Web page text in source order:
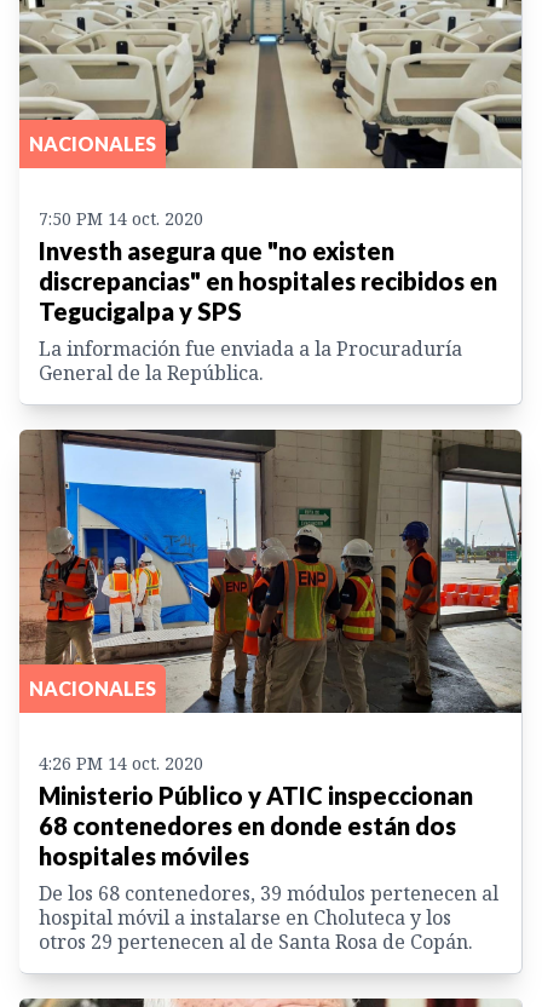
NACIONALES
7:50 PM 14 oct. 2020
Investh asegura que "no existen
discrepancias" en hospitales recibidos en
Tegucigalpa y SPS
La información fue enviada a la Procuraduría
General de la República.
NACIONALES
4:26 PM 14 oct. 2020
Ministerio Público y ATIC inspeccionan
68 contenedores en donde están dos
hospitales móviles
De los 68 contenedores, 39 módulos pertenecen al
hospital móvil a instalarse en Choluteca y los
otros 29 pertenecen al de Santa Rosa de Copán.